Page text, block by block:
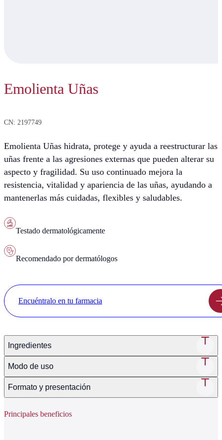
Emolienta Uñas
Emolienta Uñas hidrata, protege y ayuda a reestructurar las
uñas frente a las agresiones externas que pueden alterar su
aspecto y fragilidad. Su uso continuado mejora la
resistencia, vitalidad y apariencia de las uñas, ayudando a
mantenerlas más cuidadas, flexibles y saludables.
CN: 2197749
Testado dermatológicamente
Recomendado por dermatólogos
Encuéntralo en tu farmacia
Ingredientes
Modo de uso
Formato y presentación
Principales beneficios